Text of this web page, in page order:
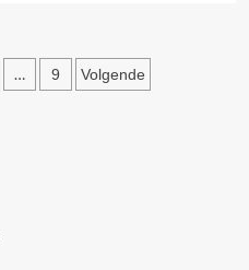
… 9 Volgende